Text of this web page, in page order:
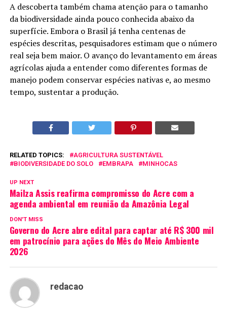
A descoberta também chama atenção para o tamanho
da biodiversidade ainda pouco conhecida abaixo da
superfície. Embora o Brasil já tenha centenas de
espécies descritas, pesquisadores estimam que o número
real seja bem maior. O avanço do levantamento em áreas
agrícolas ajuda a entender como diferentes formas de
manejo podem conservar espécies nativas e, ao mesmo
tempo, sustentar a produção.
RELATED TOPICS:
AGRICULTURA SUSTENTÁVEL
BIODIVERSIDADE DO SOLO
EMBRAPA MINHOCAS
UP NEXT
Mailza Assis reafirma compromisso do Acre com a
agenda ambiental em reunião da Amazônia Legal
DON'T MISS
Governo do Acre abre edital para captar até R$ 300 mil
em patrocínio para ações do Mês do Meio Ambiente
2026
redacao